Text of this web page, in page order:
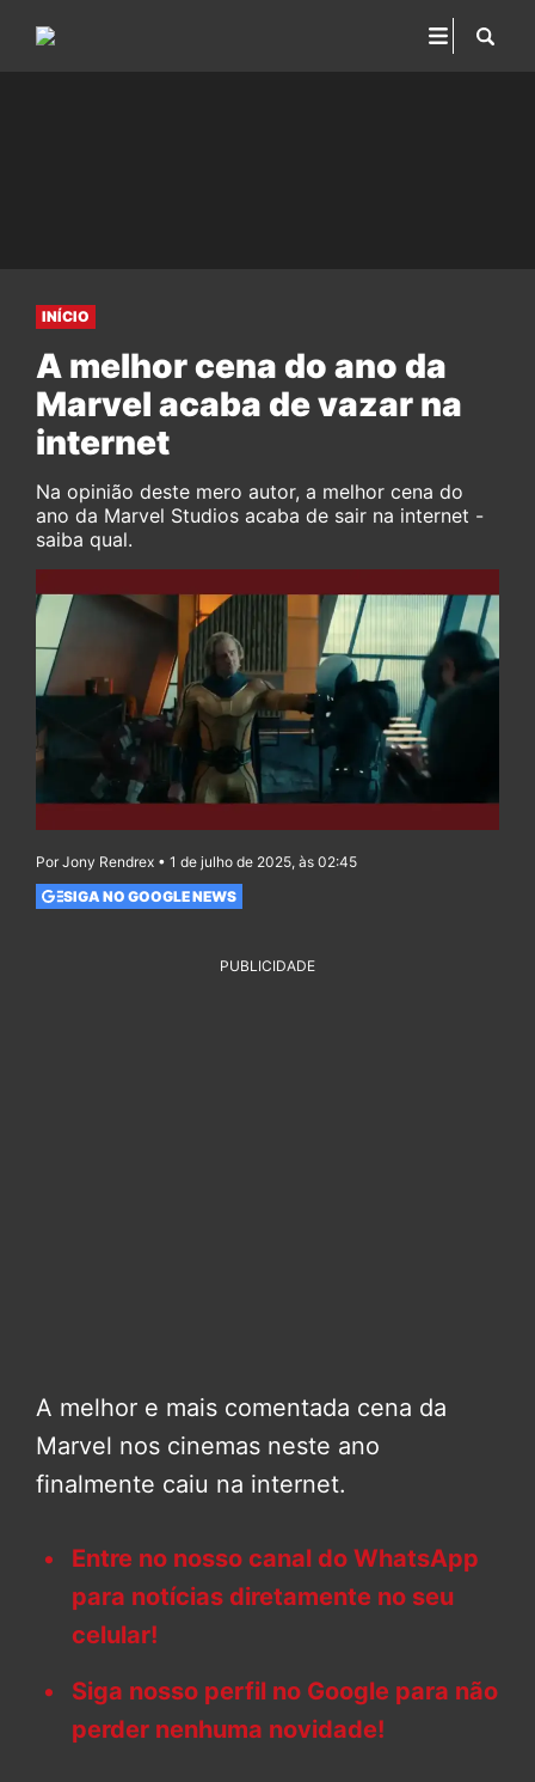
INÍCIO
A melhor cena do ano da
Marvel acaba de vazar na
internet
Na opinião deste mero autor, a melhor cena do
ano da Marvel Studios acaba de sair na internet -
saiba qual.
Por Jony Rendrex • 1 de julho de 2025, às 02:45
SIGA NO GOOGLE NEWS
PUBLICIDADE
A melhor e mais comentada cena da
Marvel nos cinemas neste ano
finalmente caiu na internet.
Entre no nosso canal do WhatsApp
para notícias diretamente no seu
celular!
Siga nosso perfil no Google para não
perder nenhuma novidade!